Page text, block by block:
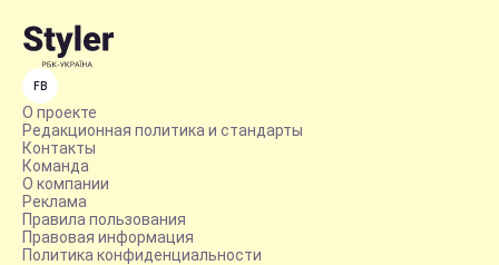
FB
О проекте
Редакционная политика и стандарты
Контакты
Команда
О компании
Реклама
Правила пользования
Правовая информация
Политика конфиденциальности